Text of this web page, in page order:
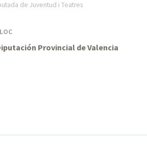
de Juventud i Teatres
Provincial de Valencia